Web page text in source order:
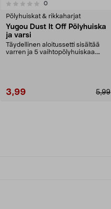
0
Pölyhuiskat & rikkaharjat
Yugou Dust It Off Pölyhuiska
ja varsi
Täydellinen aloitussetti sisältää
varren ja 5 vaihtopölyhuiskaa.
3,99 5,99